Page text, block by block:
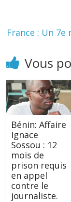
France : Un
Vous
Bénin: Affaire
Ignace
Sossou : 12
mois de
prison requis
en appel
contre le
journaliste.